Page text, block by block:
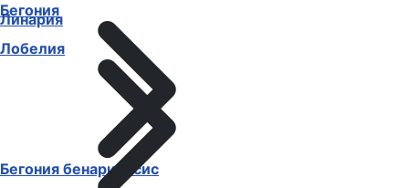
Бегония
Бегония бенариенсис
Линария
Лобелия